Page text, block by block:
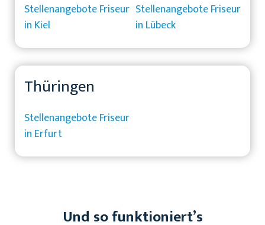
Stellenangebote Friseur
in Kiel
Stellenangebote Friseur
in Lübeck
Thüringen
Stellenangebote Friseur
in Erfurt
Und so funktioniert’s